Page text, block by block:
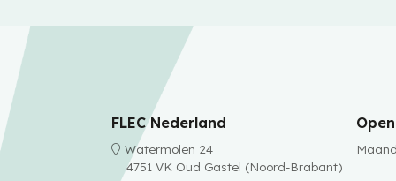
FLEC Nederland
Watermolen 24
4751 VK Oud Gastel (Noord-Brabant)